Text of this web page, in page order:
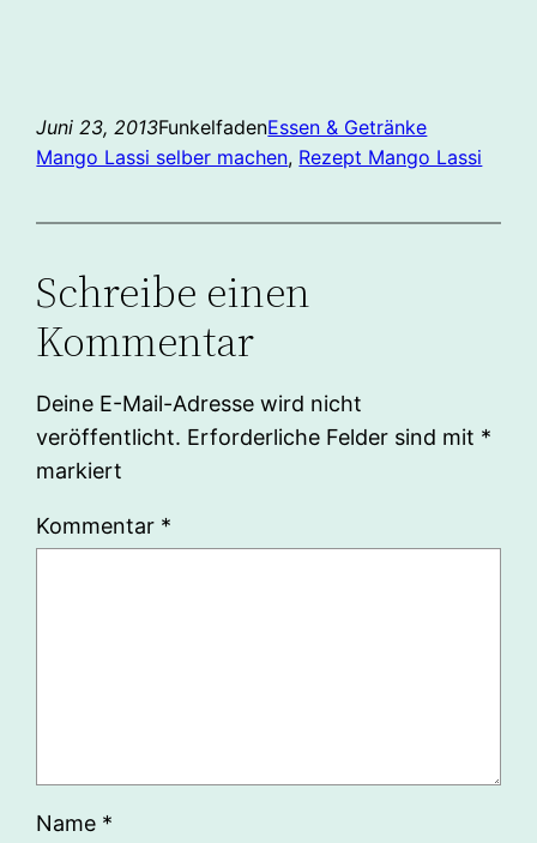
Juni 23, 2013FunkelfadenEssen & Getränke
Mango Lassi selber machen, Rezept Mango Lassi
Schreibe einen
Kommentar
Deine E-Mail-Adresse wird nicht
veröffentlicht. Erforderliche Felder sind mit *
markiert
Kommentar *
Name *